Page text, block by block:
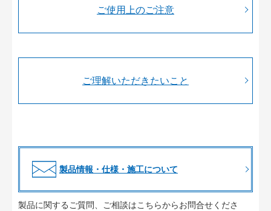
ご使用上のご注意
ご理解いただきたいこと
製品情報・仕様・施工について
製品に関するご質問、ご相談はこちらからお問合せくださ